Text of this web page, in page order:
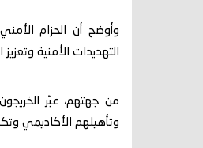
وأوضح أن الحزام
التهديدات الأمنية
من جهتهم، عبّر
وتأهيلهم الأكاديمي